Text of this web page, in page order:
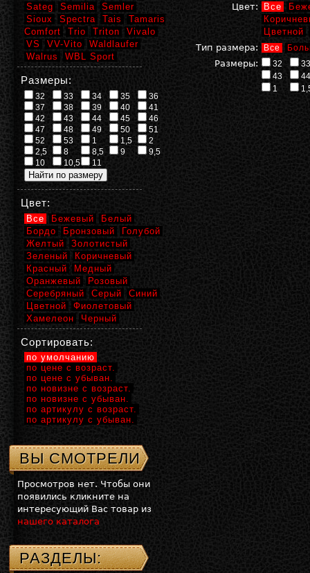
Цвет: Все
Цветной
Тип размера:
Все
Размеры: 32
33
43
44
1
Sateg
Semilia
Semler
Sioux
Spectra Tais
Tamaris
Comfort
Trio Triton
Vivalo
VS
VV-Vito
Waldlaufer
Walrus
WBL Sport
Размеры:
32 33 34 35
36
37
38 39 40
41
42
43 44 45
46
47
48 49 50
51
52
53 1 1,5
2
2,5
8 8,5 9
9,5
10
10,5 11
Цвет:
Все Бежевый
Белый
Бордо
Бронзовый
Голубой
Желтый
Золотистый
Зеленый
Коричневый
Красный
Медный
Оранжевый
Розовый
Серебряный
Серый
Синий
Цветной
Фиолетовый
Хамелеон
Черный
Сортировать:
по умолчанию
по цене с возраст.
по цене с убыван.
по новизне с возраст.
по новизне с убыван.
по артикулу с возраст.
по артикулу с убыван.
ВЫ СМОТРЕЛИ
Просмотров нет. Чтобы они
появились кликните на
интересующий Вас товар из
нашего каталога
РАЗДЕЛЫ: